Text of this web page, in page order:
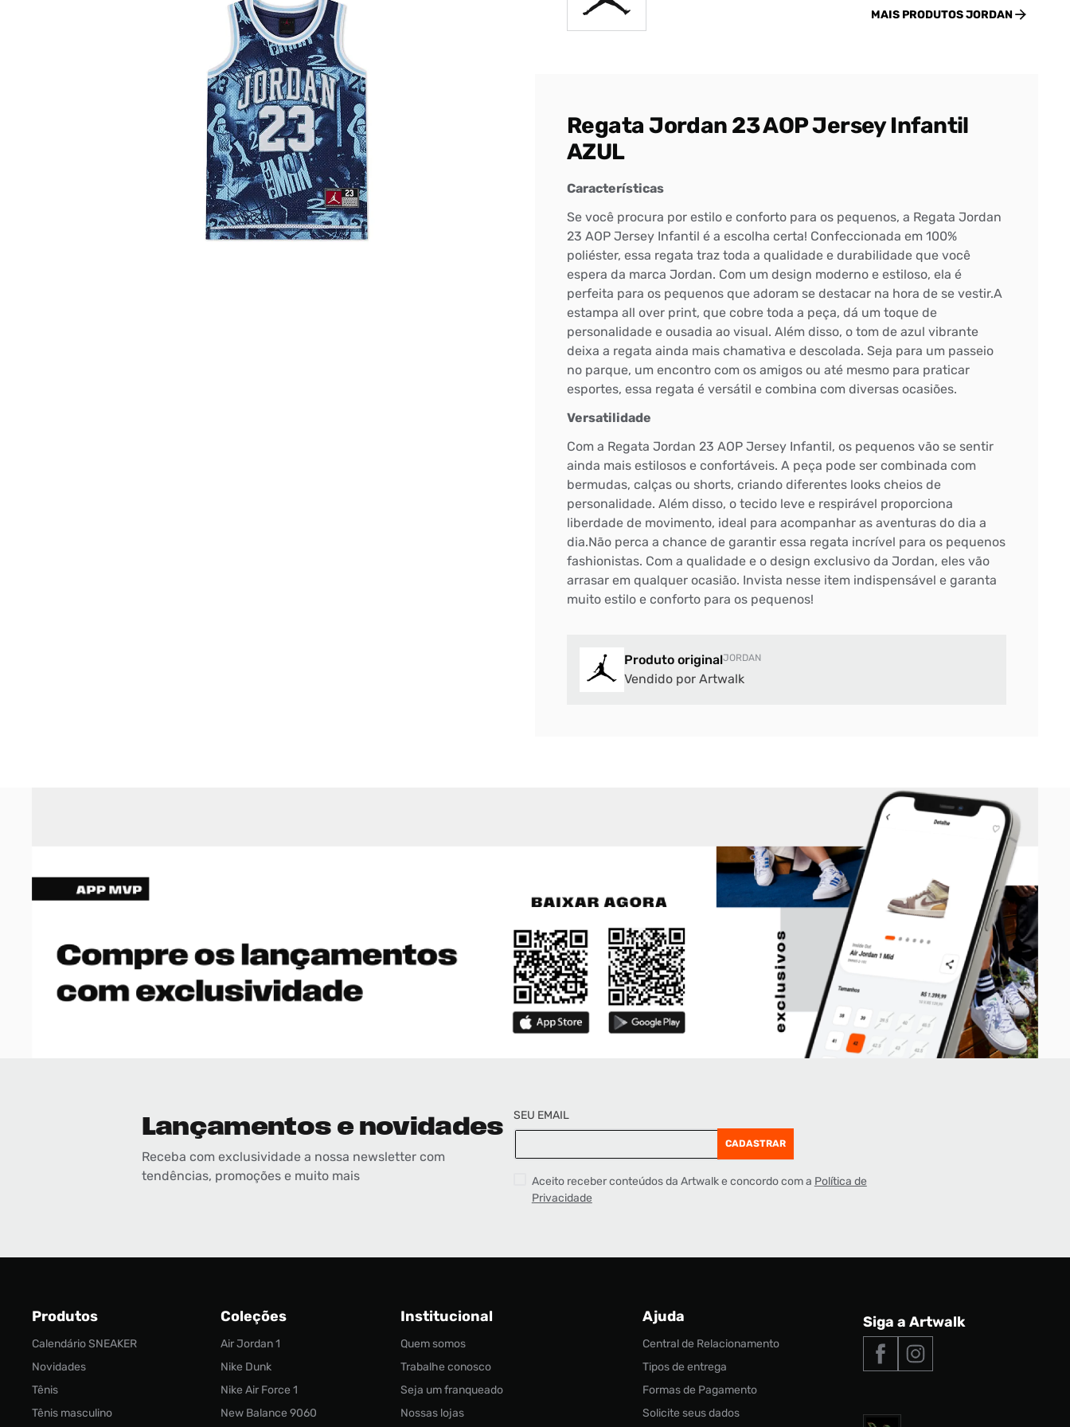
Bem-Vindo à artwalk
Para ter uma melhor experiência de compra, insira seu CEP
e veja a seleção de produtos disponíveis para sua região
BUSCAR
MAIS PRODUTOSJORDAN
Regata Jordan 23 AOP Jersey Infantil
AZUL
Características
Se você procura por estilo e conforto para os pequenos, a Regata Jordan
23 AOP Jersey Infantil é a escolha certa! Confeccionada em 100%
poliéster, essa regata traz toda a qualidade e durabilidade que você
espera da marca Jordan. Com um design moderno e estiloso, ela é
perfeita para os pequenos que adoram se destacar na hora de se vestir.A
estampa all over print, que cobre toda a peça, dá um toque de
personalidade e ousadia ao visual. Além disso, o tom de azul vibrante
deixa a regata ainda mais chamativa e descolada. Seja para um passeio
no parque, um encontro com os amigos ou até mesmo para praticar
esportes, essa regata é versátil e combina com diversas ocasiões.
Versatilidade
Com a Regata Jordan 23 AOP Jersey Infantil, os pequenos vão se sentir
ainda mais estilosos e confortáveis. A peça pode ser combinada com
bermudas, calças ou shorts, criando diferentes looks cheios de
personalidade. Além disso, o tecido leve e respirável proporciona
liberdade de movimento, ideal para acompanhar as aventuras do dia a
dia.Não perca a chance de garantir essa regata incrível para os pequenos
fashionistas. Com a qualidade e o design exclusivo da Jordan, eles vão
arrasar em qualquer ocasião. Invista nesse item indispensável e garanta
muito estilo e conforto para os pequenos!
Produto originalJORDAN
Vendido por Artwalk
Lançamentos e novidades
Receba com exclusividade a nossa newsletter com
tendências, promoções e muito mais
SEU EMAIL
CADASTRAR
Aceito receber conteúdos da Artwalk e concordo com a Política de
Privacidade
Produtos
Calendário SNEAKER
Novidades
Tênis
Tênis masculino
Coleções
Air Jordan 1
Nike Dunk
Nike Air Force 1
New Balance 9060
Institucional
Quem somos
Trabalhe conosco
Seja um franqueado
Nossas lojas
Ajuda
Central de Relacionamento
Tipos de entrega
Formas de Pagamento
Solicite seus dados
Siga a Artwalk